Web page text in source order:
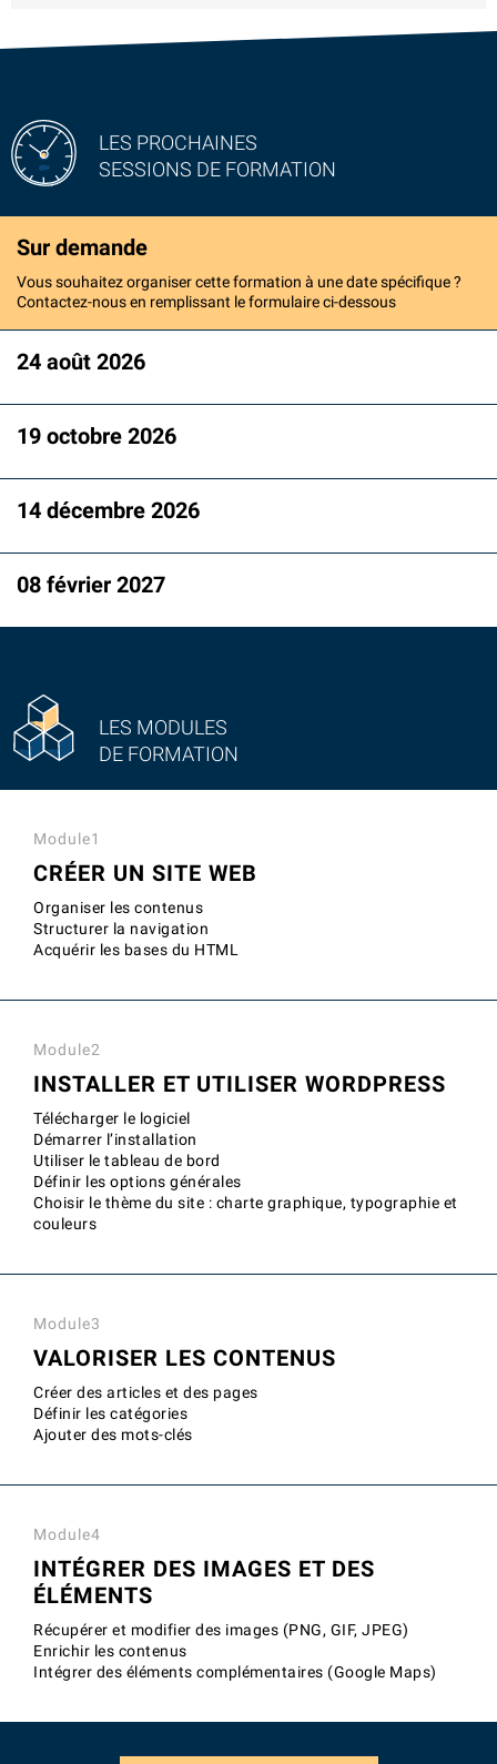
LES MODULES
DE FORMATION
Module1
CRÉER UN SITE WEB
Organiser les contenus
Structurer la navigation
Acquérir les bases du HTML
Module2
INSTALLER ET UTILISER WORDPRESS
Télécharger le logiciel
Démarrer l’installation
Utiliser le tableau de bord
Définir les options générales
Choisir le thème du site : charte graphique, typographie et
couleurs
Module3
VALORISER LES CONTENUS
Créer des articles et des pages
Définir les catégories
Ajouter des mots-clés
Module4
INTÉGRER DES IMAGES ET DES
ÉLÉMENTS
Récupérer et modifier des images (PNG, GIF, JPEG)
Enrichir les contenus
Intégrer des éléments complémentaires (Google Maps)
LES PROCHAINES
SESSIONS DE FORMATION
Sur demande
Vous souhaitez organiser cette formation à une date spécifique ?
Contactez-nous en remplissant le formulaire ci-dessous
24 août 2026
19 octobre 2026
14 décembre 2026
08 février 2027